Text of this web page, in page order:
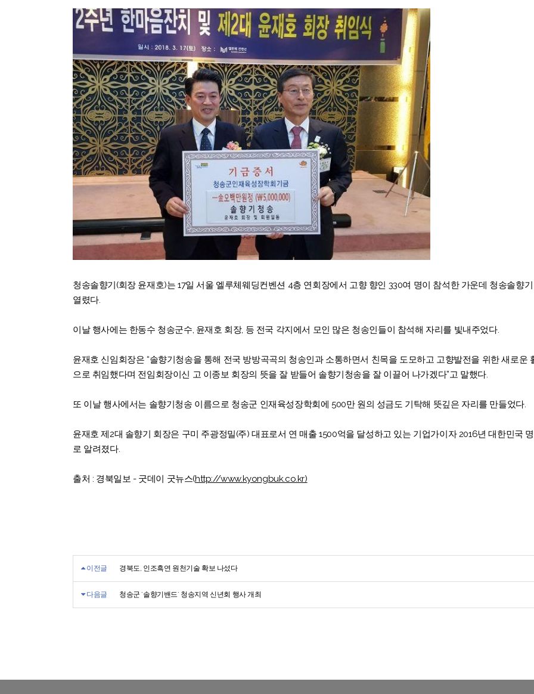
청송솔향기(회장 윤재호)는 17일 서울 엘루체웨딩컨벤션 4층 연회장에서 고향 향인 330여 명이 참석한 가운데 청송솔향
열렸다.
이날 행사에는 한동수 청송군수, 윤재호 회장, 등 전국 각지에서 모인 많은 청송인들이 참석해 자리를 빛내주었다.
윤재호 신임회장은 “솔향기청송을 통해 전국 방방곡곡의 청송인과 소통하면서 친목을 도모하고 고향발전을 위한 새로
으로 취임했다며 전임회장이신 고 이종보 회장의 뜻을 잘 받들어 솔향기청송을 잘 이끌어 나가겠다”고 말했다.
또 이날 행사에서는 솔향기청송 이름으로 청송군 인재육성장학회에 500만 원의 성금도 기탁해 뜻깊은 자리를 만들었다.
윤재호 제2대 솔향기 회장은 구미 주광정밀(주) 대표로서 연 매출 1500억을 달성하고 있는 기업가이자 2016년 대한민국
로 알려졌다.
출처 : 경북일보 - 굿데이 굿뉴스(http://www.kyongbuk.co.kr)
이전글 경북도, 인조흑연 원천기술 확보 나섰다
다음글 청송군 `솔향기밴드` 청송지역 신년회 행사 개최